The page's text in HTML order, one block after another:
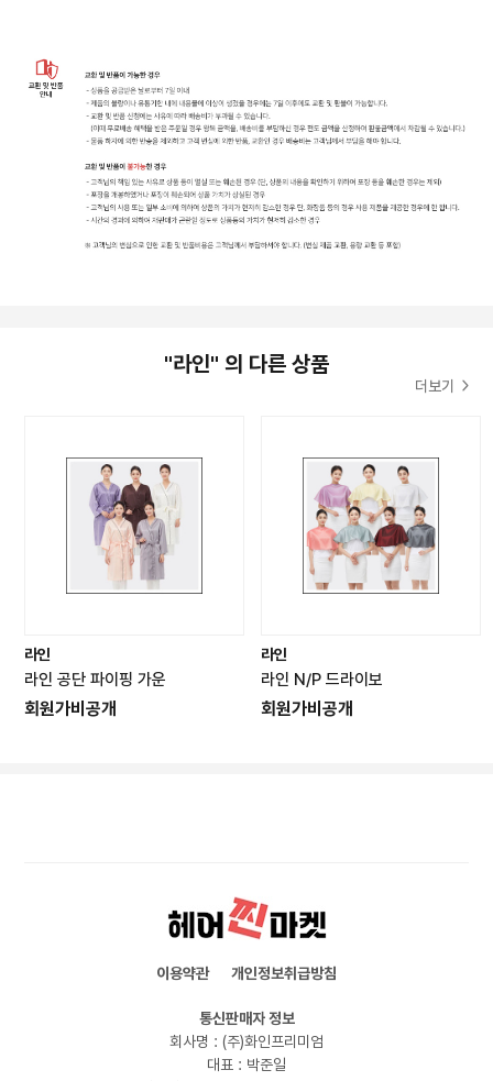
"라인" 의 다른 상품
더보기
라인
라인 공단 파이핑 가운
회원가비공개
라인
라인 N/P 드라이보
회원가비공개
이용약관 개인정보취급방침
통신판매자 정보
회사명 : (주)화인프리미엄
대표 : 박준일